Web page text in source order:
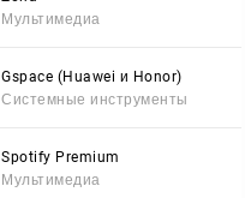
Мультимедиа
Gspace (Huawei и Honor)
Системные инструменты
Spotify Premium
Мультимедиа